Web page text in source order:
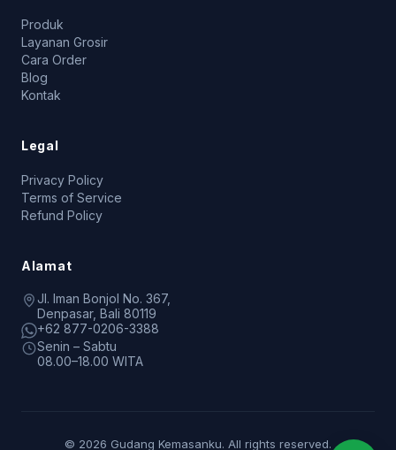
Produk
Layanan Grosir
Cara Order
Blog
Kontak
Legal
Privacy Policy
Terms of Service
Refund Policy
Alamat
Jl. Iman Bonjol No. 367,
Denpasar, Bali 80119
+62 877-0206-3388
Senin – Sabtu
08.00–18.00 WITA
© 2026 Gudang Kemasanku. All rights reserved.